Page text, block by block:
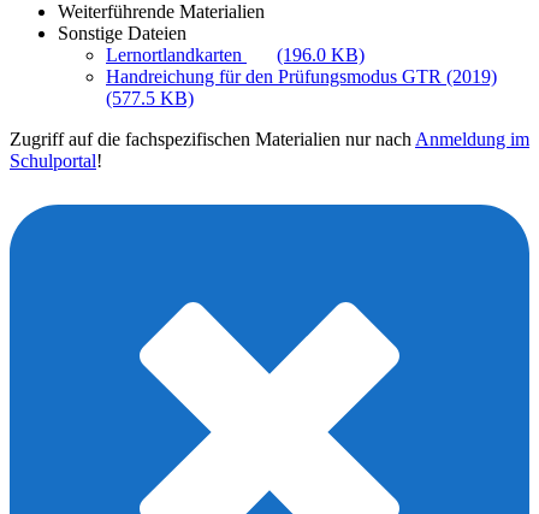
Weiterführende Materialien
Sonstige Dateien
Lernortlandkarten
(196.0 KB)
Handreichung für den Prüfungsmodus GTR (2019)
(577.5 KB)
Zugriff auf die fachspezifischen Materialien nur nach Anmeldung im
Schulportal!